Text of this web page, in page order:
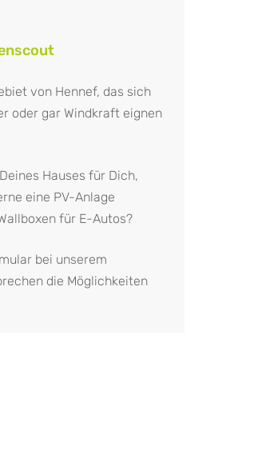
von Hennef, das sich
oder gar Windkraft eignen
Hauses für Dich,
eine PV-Anlage
für E-Autos?
bei unserem
die Möglichkeiten